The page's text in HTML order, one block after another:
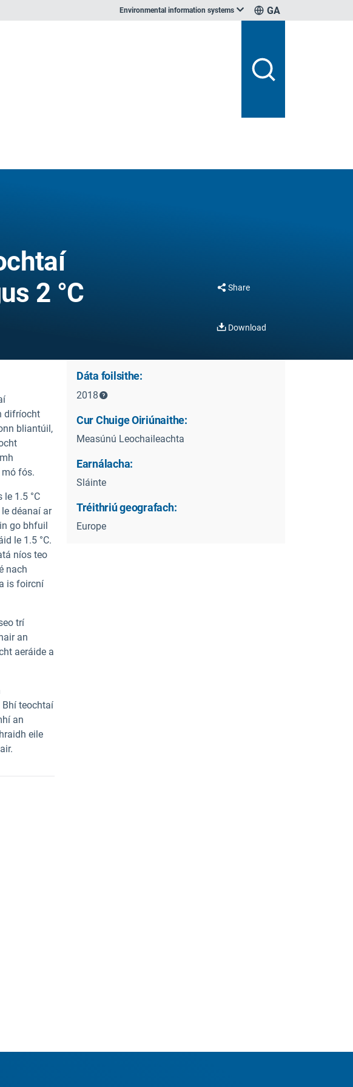
Environmental information systems GA
2 °C
Share
Download
difríocht
bliantúil,
fós.
1.5 °C
déanaí ar
go bhfuil
le 1.5 °C.
níos teo
nach
is foircní
trí
an
aeráide a
teochtaí
an
eile
Dáta foilsithe:
2018
Cur Chuige Oiriúnaithe:
Measúnú Leochaileachta
Earnálacha:
Sláinte
Tréithriú geografach:
Europe